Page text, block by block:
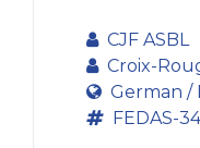
CJF ASBL
Croix-
German /
FEDAS-